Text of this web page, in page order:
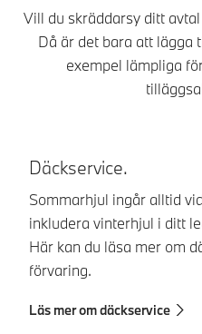
Vill du skräddarsy ditt
Då är det bara att lägga
exempel lämpliga
Däckservice.
Sommarhjul ingår alltid
inkludera vinterhjul i ditt
Här kan du läsa mer om
förvaring.
Läs mer om däckservice